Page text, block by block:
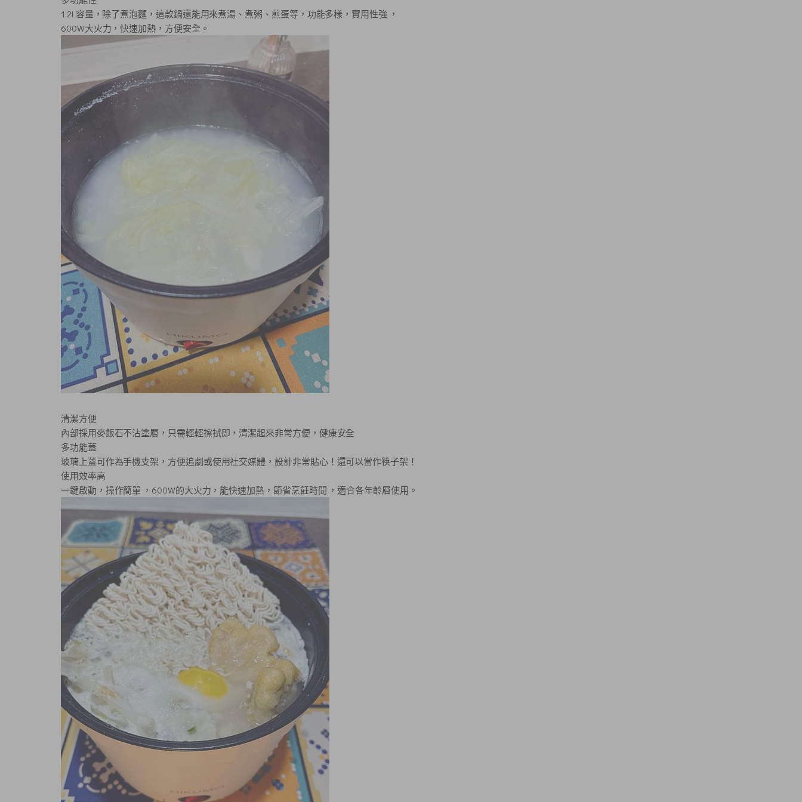
1.2L容量，除了煮泡麵，這款鍋還能用來煮湯、煮粥、煎蛋等，功能多樣，實用性強 ，
600W大火力，快速加熱，方便安全。
清潔方便
內部採用麥飯石不沾塗層，只需輕輕擦拭即，清潔起來非常方便，健康安全
多功能蓋
玻璃上蓋可作為手機支架，方便追劇或使用社交媒體，設計非常貼心！還可以當作筷子架！
使用效率高
一鍵啟動，操作簡單 ，600W的大火力，能快速加熱，節省烹飪時間 ，適合各年齡層使用。